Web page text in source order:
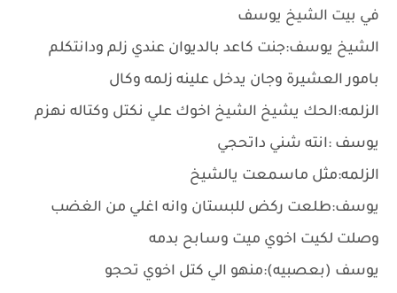
في بيت الشيخ يوسف
الشيخ يوسف:جنت كاعد بالديوان عندي زلم ودانتكلم
بامور العشيرة وجان يدخل علينه زلمه وكال
الزلمه:الحك يشيخ الشيخ اخوك علي نكتل وكتاله نهزم
يوسف :انته شني داتحجي
الزلمه:مثل ماسمعت يالشيخ
يوسف:طلعت ركض للبستان وانه اغلي من الغضب
وصلت لكيت اخوي ميت وسابح بدمه
يوسف (بعصبيه):منهو الي كتل اخوي تحجو